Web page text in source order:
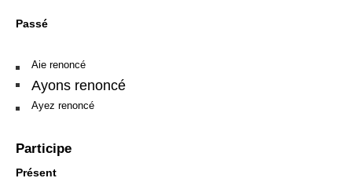
Passé
Aie renoncé
Ayons renoncé
Ayez renoncé
Participe
Présent